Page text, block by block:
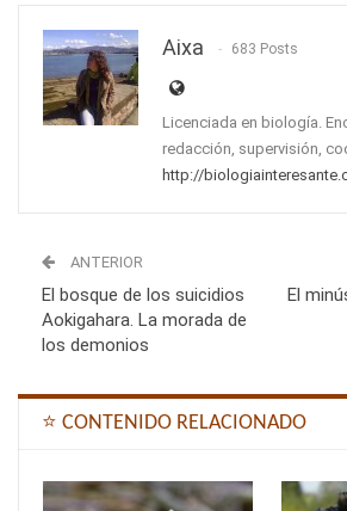
Aixa 683 Posts
Licenciada en biología.
redacción, supervisión,
http://
ANTERIOR
El bosque de los suicidios
Aokigahara. La morada de
los demonios
El
⭐ CONTENIDO RELACIONADO